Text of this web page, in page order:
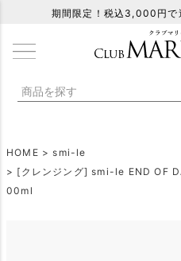
期間限定！税込3,000円で
HOME
smi-le
[クレンジング] smi-le END OF
00ml